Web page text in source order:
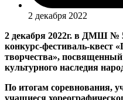
2 декабря 2022
2 декабря 2022г. в ДМШ №
конкурс-фестиваль-квест
творчества», посвященный
культурного наследия
По итогам соревнования,
учащиеся